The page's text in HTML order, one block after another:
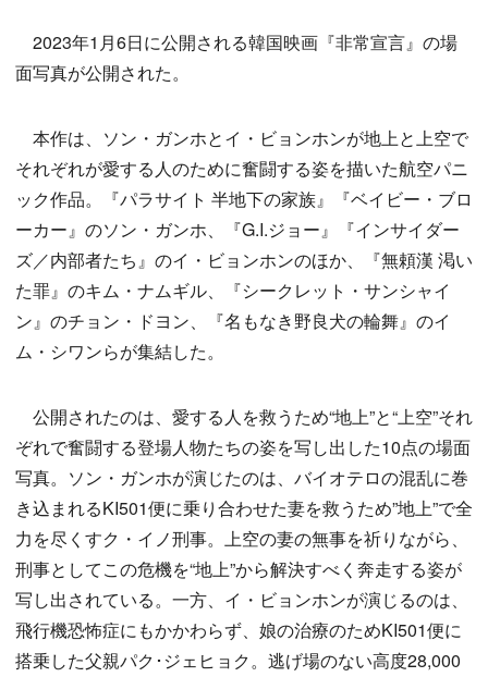
2023年1月6日に公開される韓国映画『非常宣言』の場
面写真が公開された。
本作は、ソン・ガンホとイ・ビョンホンが地上と上空で
それぞれが愛する人のために奮闘する姿を描いた航空パニ
ック作品。『パラサイト 半地下の家族』『ベイビー・ブロ
ーカー』のソン・ガンホ、『G.I.ジョー』『インサイダー
ズ／内部者たち』のイ・ビョンホンのほか、『無頼漢 渇い
た罪』のキム・ナムギル、『シークレット・サンシャイ
ン』のチョン・ドヨン、『名もなき野良犬の輪舞』のイ
ム・シワンらが集結した。
公開されたのは、愛する人を救うため“地上”と“上空”それ
ぞれで奮闘する登場人物たちの姿を写し出した10点の場面
写真。ソン・ガンホが演じたのは、バイオテロの混乱に巻
き込まれるKI501便に乗り合わせた妻を救うため”地上”で全
力を尽くすク・イノ刑事。上空の妻の無事を祈りながら、
刑事としてこの危機を“地上”から解決すべく奔走する姿が
写し出されている。一方、イ・ビョンホンが演じるのは、
飛行機恐怖症にもかかわらず、娘の治療のためKI501便に
搭乗した父親パク･ジェヒョク。逃げ場のない高度28,000